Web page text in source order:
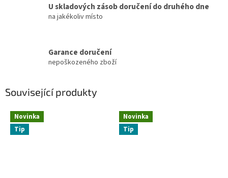
U skladových zásob doručení do druhého dne
na jakékoliv místo
Garance doručení
nepoškozeného zboží
Související produkty
Novinka
Tip
Novinka
Tip